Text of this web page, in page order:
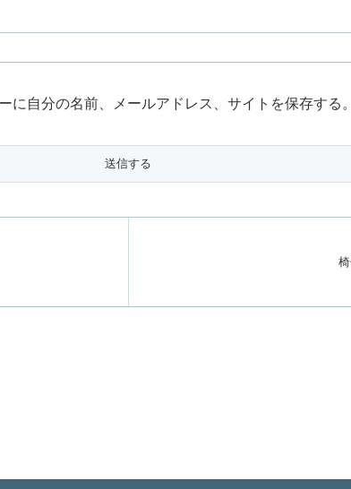
に自分の名前、メールアドレス、サイトを保存する。